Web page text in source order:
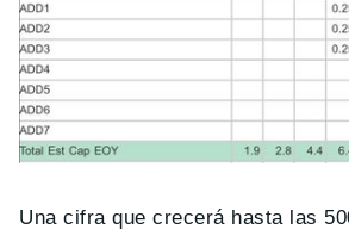
Una cifra que crecerá hasta las